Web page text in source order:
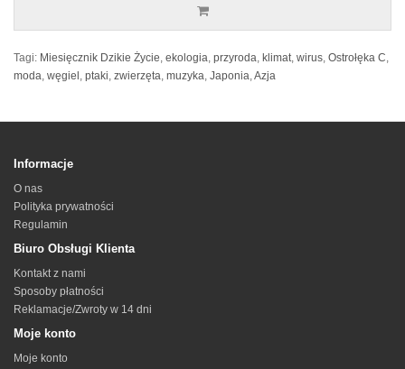
Tagi: Miesięcznik Dzikie Życie, ekologia, przyroda, klimat, wirus, Ostrołęka C,
moda, węgiel , ptaki, zwierzęta, muzyka, Japonia,Azja
Informacje
O nas
Polityka prywatności
Regulamin
Biuro Obsługi Klienta
Kontakt z nami
Sposoby płatności
Reklamacje/Zwroty w 14 dni
Moje konto
Moje konto